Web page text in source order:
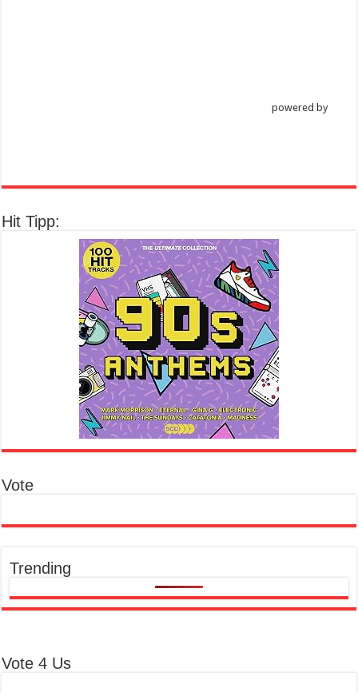
powered by
Hit Tipp:
Vote
Trending
Vote 4 Us